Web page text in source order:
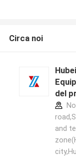
Circa noi
del
and